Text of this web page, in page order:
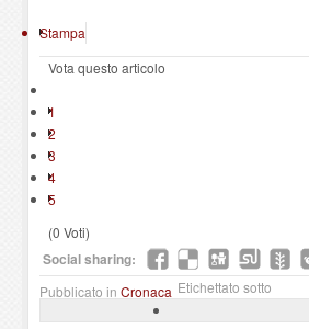
Stampa
Vota questo articolo
1
2
3
4
5
(0 Voti)
Social sharing:
Pubblicato in Cronaca Etichettato sotto